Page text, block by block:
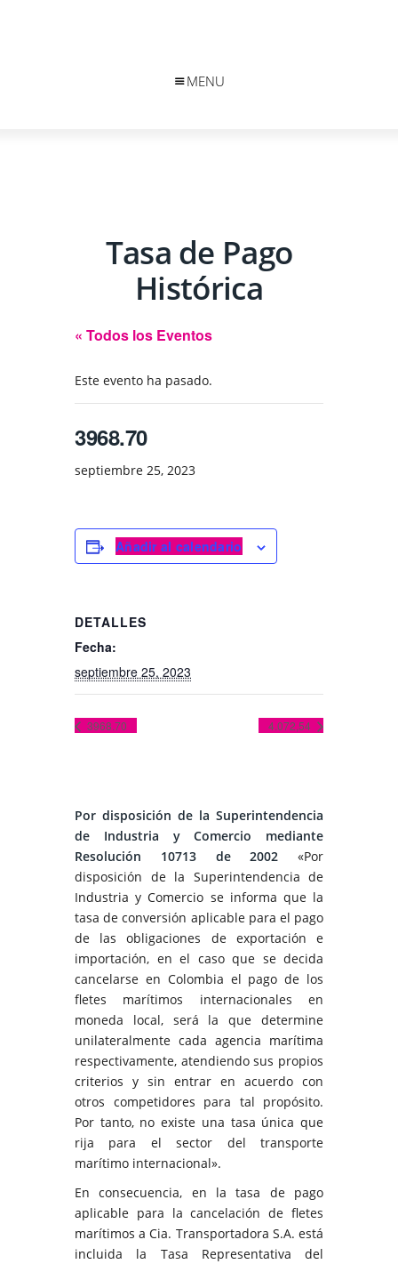
MENU
Tasa de Pago
Histórica
« Todos los Eventos
Este evento ha pasado.
3968.70
septiembre 25, 2023
Añadir al calendario
DETALLES
Fecha:
septiembre 25, 2023
3968.70 4.072,54
Por disposición de la Superintendencia
de Industria y Comercio mediante
Resolución 10713 de 2002 «Por
disposición de la Superintendencia de
Industria y Comercio se informa que la
tasa de conversión aplicable para el pago
de las obligaciones de exportación e
importación, en el caso que se decida
cancelarse en Colombia el pago de los
fletes marítimos internacionales en
moneda local, será la que determine
unilateralmente cada agencia marítima
respectivamente, atendiendo sus propios
criterios y sin entrar en acuerdo con
otros competidores para tal propósito.
Por tanto, no existe una tasa única que
rija para el sector del transporte
marítimo internacional».
En consecuencia, en la tasa de pago
aplicable para la cancelación de fletes
marítimos a Cia. Transportadora S.A. está
incluida la Tasa Representativa del